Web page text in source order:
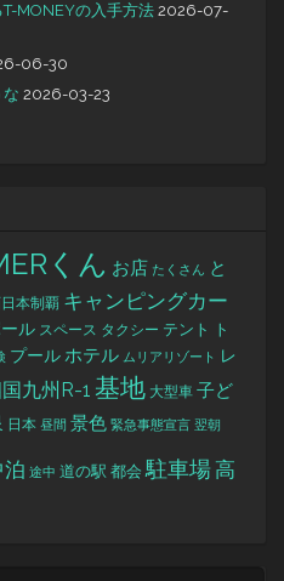
MONEYの入手方法 2026-07-
06-30
2026-03-23
くん お店 たくさん と
本制覇 キャンピングカー
ル スペース タクシー テント
ト
プールホテル ムリアリゾート
レ
国九州R-1 基地 大型車 子ど
日本 昼間 景色 緊急事態宣言 翌朝
途中 道の駅 都会 駐車場高